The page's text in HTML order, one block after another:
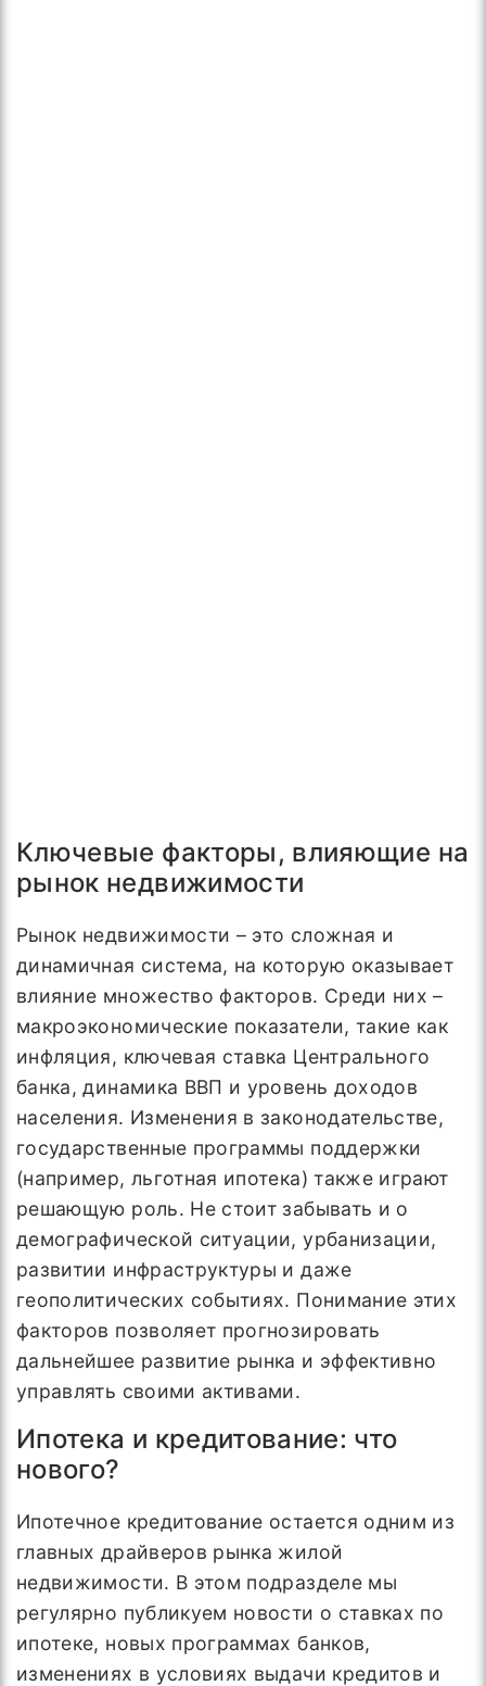
Ключевые факторы, влияющие на
рынок недвижимости
Рынок недвижимости – это сложная и
динамичная система, на которую оказывает
влияние множество факторов. Среди них –
макроэкономические показатели, такие как
инфляция, ключевая ставка Центрального
банка, динамика ВВП и уровень доходов
населения. Изменения в законодательстве,
государственные программы поддержки
(например, льготная ипотека) также играют
решающую роль. Не стоит забывать и о
демографической ситуации, урбанизации,
развитии инфраструктуры и даже
геополитических событиях. Понимание этих
факторов позволяет прогнозировать
дальнейшее развитие рынка и эффективно
управлять своими активами.
Ипотека и кредитование: что
нового?
Ипотечное кредитование остается одним из
главных драйверов рынка жилой
недвижимости. В этом подразделе мы
регулярно публикуем новости о ставках по
ипотеке, новых программах банков,
изменениях в условиях выдачи кредитов и